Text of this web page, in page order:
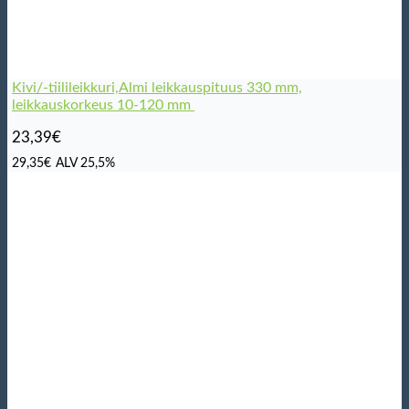
Kivi/-tiilileikkuri,Almi leikkauspituus 330 mm,
leikkauskorkeus 10-120 mm
23,39€
29,35€ ALV 25,5%